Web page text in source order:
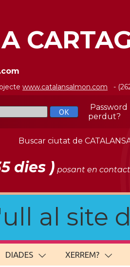
www.catalansalmon.com -
Password
perdut?
Buscar ciutat de
dies ) posant en
al site
DIADES XERREM?